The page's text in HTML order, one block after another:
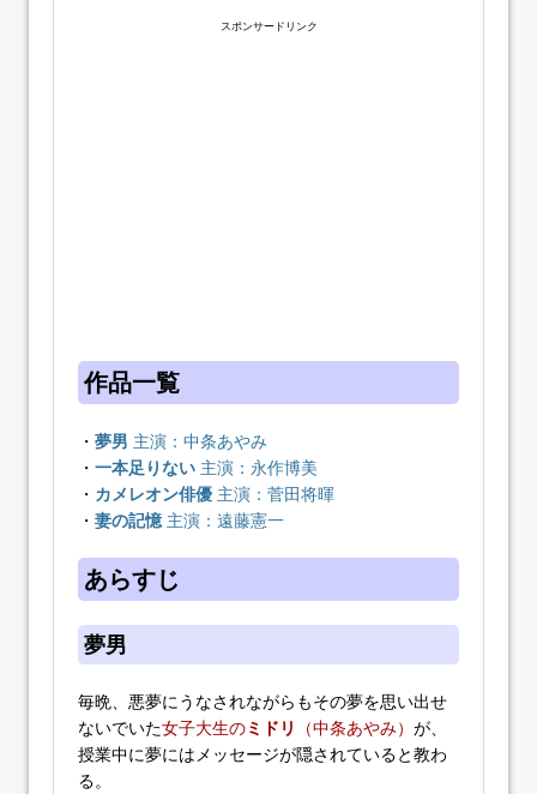
スポンサードリンク
作品一覧
・ 夢男 主演：中条あやみ
・ 一本足りない 主演：永作博美
・ カメレオン俳優 主演：菅田将暉
・ 妻の記憶 主演：遠藤憲一
あらすじ
夢男
毎晩、悪夢にうなされながらもその夢を思い出せ
ないでいた女子大生のミドリ （中条あやみ） が、
授業中に夢にはメッセージが隠されていると教わ
る。